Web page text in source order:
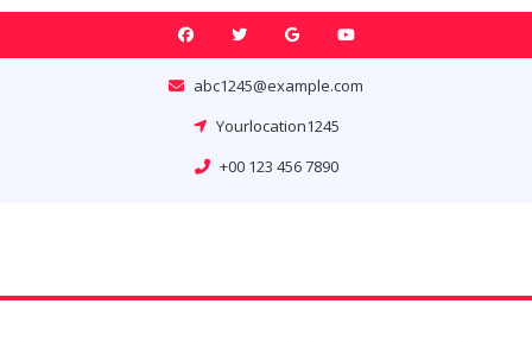
Skip
abc1245@example.com
Yourlocation1245
+00 123 456 7890